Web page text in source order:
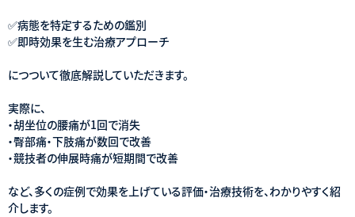
✅病態を特定するための鑑別
✅即時効果を生む治療アプローチ
につついて徹底解説していただきます。
実際に、
・胡坐位の腰痛が1回で消失
・臀部痛・下肢痛が数回で改善
・競技者の伸展時痛が短期間で改善
など、多くの症例で効果を上げている評価・治療技術を、わかりやすく紹
介します。